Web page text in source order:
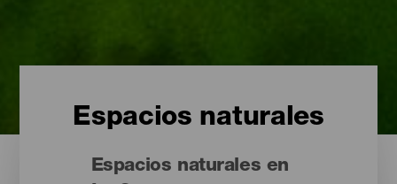
Espacios naturales
Espacios naturales en